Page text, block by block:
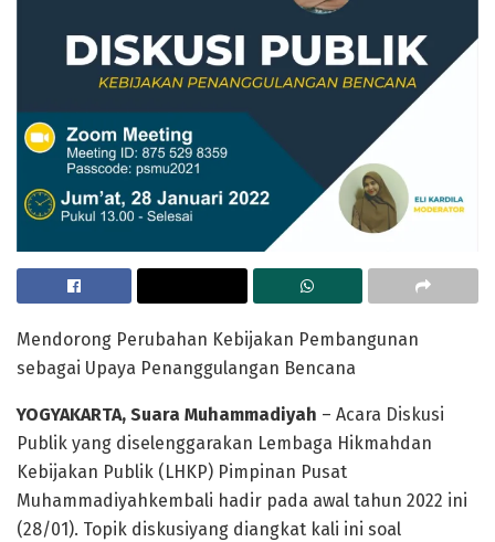
Mendorong Perubahan Kebijakan Pembangunan
sebagai Upaya Penanggulangan Bencana
YOGYAKARTA, Suara Muhammadiyah – Acara Diskusi
Publik yang diselenggarakan Lembaga Hikmahdan
Kebijakan Publik (LHKP) Pimpinan Pusat
Muhammadiyahkembali hadir pada awal tahun 2022 ini
(28/01). Topik diskusiyang diangkat kali ini soal